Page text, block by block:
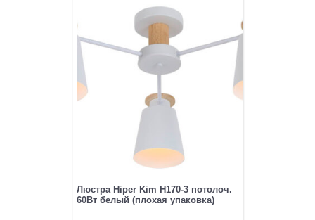
Люстра Hiper Kim H170-3 потолоч.
60Вт белый (плохая упаковка)